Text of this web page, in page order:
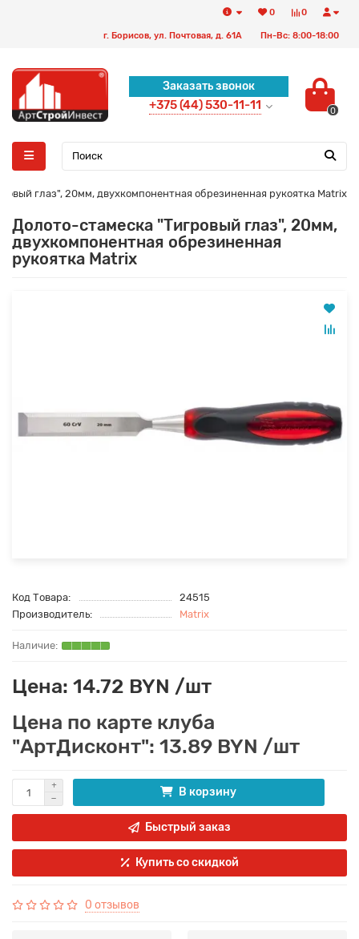
0
0
г. Борисов, ул. Почтовая, д. 61А Пн-Вс: 8:00-18:00
Заказать звонок
+375 (44) 530-11-11 0
глаз", 20мм, двухкомпонентная обрезиненная рукоятка Matrix
Долото-стамеска "Тигровый глаз", 20мм,
двухкомпонентная обрезиненная
рукоятка Matrix
Код Товара:
24515
Производитель:
Matrix
Цена: 14.72 BYN /шт
Цена по карте клуба
"АртДисконт": 13.89 BYN /шт
В корзину
Быстрый заказ
Купить со скидкой
0 отзывов